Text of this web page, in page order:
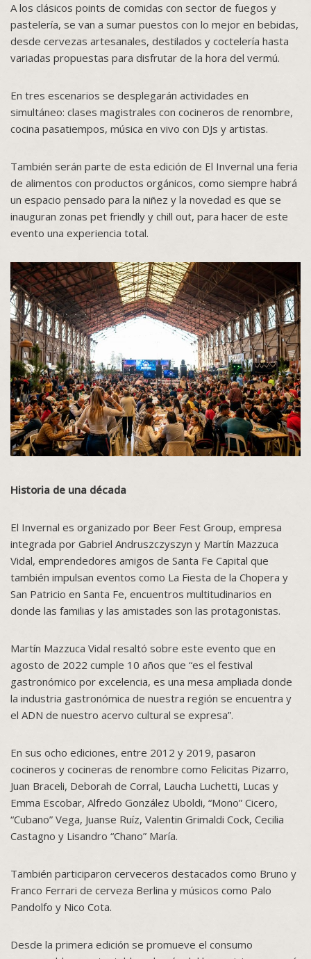
A los clásicos points de comidas con sector de fuegos y
pastelería, se van a sumar puestos con lo mejor en bebidas,
desde cervezas artesanales, destilados y coctelería hasta
variadas propuestas para disfrutar de la hora del vermú.
En tres escenarios se desplegarán actividades en
simultáneo: clases magistrales con cocineros de renombre,
cocina pasatiempos, música en vivo con DJs y artistas.
También serán parte de esta edición de El Invernal una feria
de alimentos con productos orgánicos, como siempre habrá
un espacio pensado para la niñez y la novedad es que se
inauguran zonas pet friendly y chill out, para hacer de este
evento una experiencia total.
Historia de una década
El Invernal es organizado por Beer Fest Group, empresa
integrada por Gabriel Andruszczyszyn y Martín Mazzuca
Vidal, emprendedores amigos de Santa Fe Capital que
también impulsan eventos como La Fiesta de la Chopera y
San Patricio en Santa Fe, encuentros multitudinarios en
donde las familias y las amistades son las protagonistas.
Martín Mazzuca Vidal resaltó sobre este evento que en
agosto de 2022 cumple 10 años que “es el festival
gastronómico por excelencia, es una mesa ampliada donde
la industria gastronómica de nuestra región se encuentra y
el ADN de nuestro acervo cultural se expresa”.
En sus ocho ediciones, entre 2012 y 2019, pasaron
cocineros y cocineras de renombre como Felicitas Pizarro,
Juan Braceli, Deborah de Corral, Laucha Luchetti, Lucas y
Emma Escobar, Alfredo González Uboldi, “Mono” Cicero,
“Cubano” Vega, Juanse Ruíz, Valentin Grimaldi Cock, Cecilia
Castagno y Lisandro “Chano” María.
También participaron cerveceros destacados como Bruno y
Franco Ferrari de cerveza Berlina y músicos como Palo
Pandolfo y Nico Cota.
Desde la primera edición se promueve el consumo